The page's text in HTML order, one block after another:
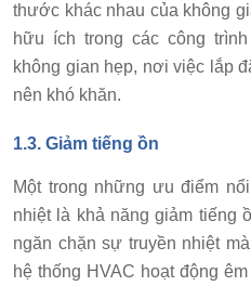
thước khác nhau của không
hữu ích trong các công
không gian hẹp, nơi việc lắp
nên khó khăn.
1.3. Giảm tiếng ồn
Một trong những ưu điểm
nhiệt là khả năng giảm tiếng
ngăn chặn sự truyền nhiệt
hệ thống HVAC hoạt động